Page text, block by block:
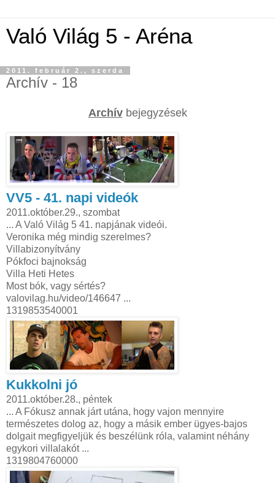
Való Világ 5 - Aréna
2011. február 2., szerda
Archív - 18
Archívbejegyzések
VV5 - 41. napi videók
2011.október.29., szombat
... A Való Világ 5 41. napjának videói.
Veronika még mindig szerelmes?
Villabizonyítvány
Pókfoci bajnokság
Villa Heti Hetes
Most bók, vagy sértés?
valovilag.hu/video/146647 ...
1319853540001
Kukkolni jó
2011.október.28., péntek
... A Fókusz annak járt utána, hogy vajon mennyire
természetes dolog az, hogy a másik ember ügyes-bajos
dolgait megfigyeljük és beszélünk róla, valamint néhány
egykori villalakót ...
1319804760000